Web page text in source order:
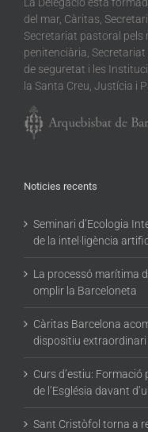
La Delegació està
del mar, Càritas,
Secretariat pastoral pels
penitenciària,
de seguretat i les
la Santa Creu, Justícia i
Noticies recents
Seminari d’Ecologia
de la intel·ligència
La processó marítima
omplir la Barceloneta
Càritas Barcelona
dispositiu
Curs d’estiu:
de l’Església davant
Sant Cristòfol torna a